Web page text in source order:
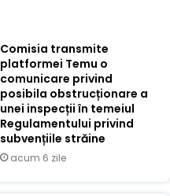
Comisia transmite
platformei Temu o
comunicare privind
posibila obstrucționare a
unei inspecții în temeiul
Regulamentului privind
subvențiile străine
acum 6 zile